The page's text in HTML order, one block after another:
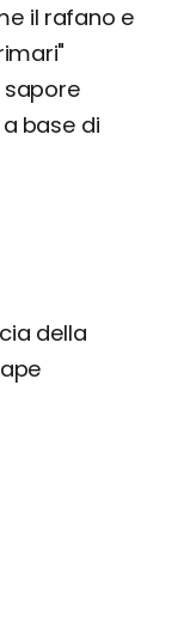
il rafano e
sapore
base di
della